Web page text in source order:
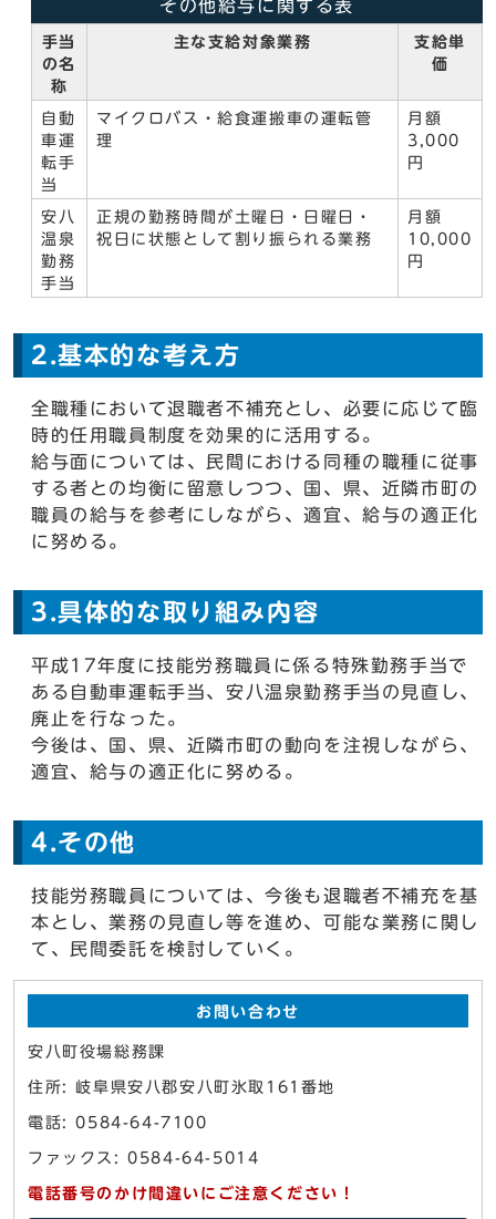
その他給与に関する表
手当
の名
称
主な支給対象業務
支給単
価
自動
車運
転手
当
マイクロバス・給食運搬車の運転管
理
月額
3,000
円
安八
温泉
勤務
手当
正規の勤務時間が土曜日・日曜日・
祝日に状態として割り振られる業務
月額
10,000
円
2.基本的な考え方
全職種において退職者不補充とし、必要に応じて臨
時的任用職員制度を効果的に活用する。
給与面については、民間における同種の職種に従事
する者との均衡に留意しつつ、国、県、近隣市町の
職員の給与を参考にしながら、適宜、給与の適正化
に努める。
3.具体的な取り組み内容
平成17年度に技能労務職員に係る特殊勤務手当で
ある自動車運転手当、安八温泉勤務手当の見直し、
廃止を行なった。
今後は、国、県、近隣市町の動向を注視しながら、
適宜、給与の適正化に努める。
4.その他
技能労務職員については、今後も退職者不補充を基
本とし、業務の見直し等を進め、可能な業務に関し
て、民間委託を検討していく。
お問い合わせ
安八町役場総務課
住所: 岐阜県安八郡安八町氷取161番地
電話: 0584-64-7100
ファックス: 0584-64-5014
電話番号のかけ間違いにご注意ください！